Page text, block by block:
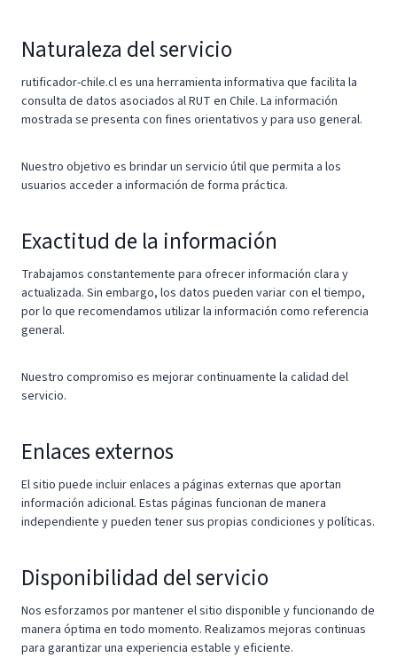
Naturaleza del servicio
rutificador-chile.cl es una herramienta informativa que facilita la
consulta de datos asociados al RUT en Chile. La información
mostrada se presenta con fines orientativos y para uso general.
Nuestro objetivo es brindar un servicio útil que permita a los
usuarios acceder a información de forma práctica.
Exactitud de la información
Trabajamos constantemente para ofrecer información clara y
actualizada. Sin embargo, los datos pueden variar con el tiempo,
por lo que recomendamos utilizar la información como referencia
general.
Nuestro compromiso es mejorar continuamente la calidad del
servicio.
Enlaces externos
El sitio puede incluir enlaces a páginas externas que aportan
información adicional. Estas páginas funcionan de manera
independiente y pueden tener sus propias condiciones y políticas.
Disponibilidad del servicio
Nos esforzamos por mantener el sitio disponible y funcionando de
manera óptima en todo momento. Realizamos mejoras continuas
para garantizar una experiencia estable y eficiente.